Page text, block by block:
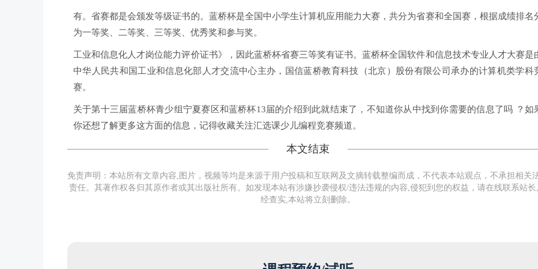
有。省赛都是会颁发等级证书的。蓝桥杯是全国中小学生计算机应用能力大赛，共分为省赛和全国赛，根据成绩排名
为一等奖、二等奖、三等奖、优秀奖和参与奖。
工业和信息化人才岗位能力评价证书》，因此蓝桥杯省赛三等奖有证书。蓝桥杯全国软件和信息技术专业人才大赛是
中华人民共和国工业和信息化部人才交流中心主办，国信蓝桥教育科技（北京）股份有限公司承办的计算机类学科
赛。
关于第十三届蓝桥杯青少组宁夏赛区和蓝桥杯13届的介绍到此就结束了，不知道你从中找到你需要的信息了吗 ？如
你还想了解更多这方面的信息，记得收藏关注汇选课少儿编程竞赛频道。
本文结束
免责声明：本站所有文章内容,图片，视频等均是来源于用户投稿和互联网及文摘转载整编而成，不代表本站观点，不承担相关
责任。其著作权各归其原作者或其出版社所有。如发现本站有涉嫌抄袭侵权/违法违规的内容,侵犯到您的权益，请在线联系站长
经查实,本站将立刻删除。